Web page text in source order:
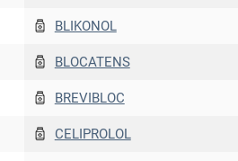
BLIKONOL
BLOCATENS
BREVIBLOC
CELIPROLOL